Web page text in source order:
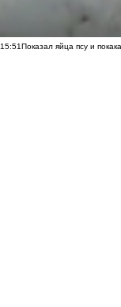
15:51Показал яйца псу и